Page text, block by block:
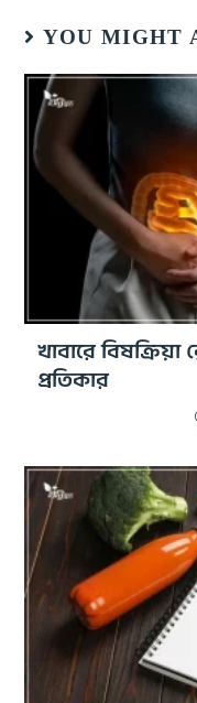
YOU MIGHT
খাবারে
প্রতিকার